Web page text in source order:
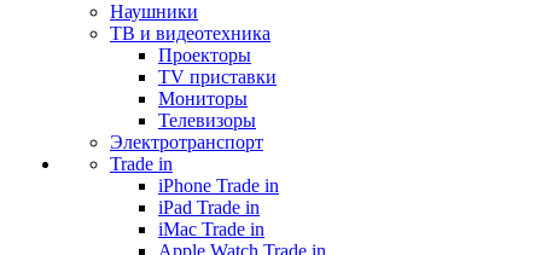
Наушники
ТВ и видеотехника
Проекторы
TV приставки
Мониторы
Телевизоры
Электротранспорт
Trade in
iPhone Trade in
iPad Trade in
iMac Trade in